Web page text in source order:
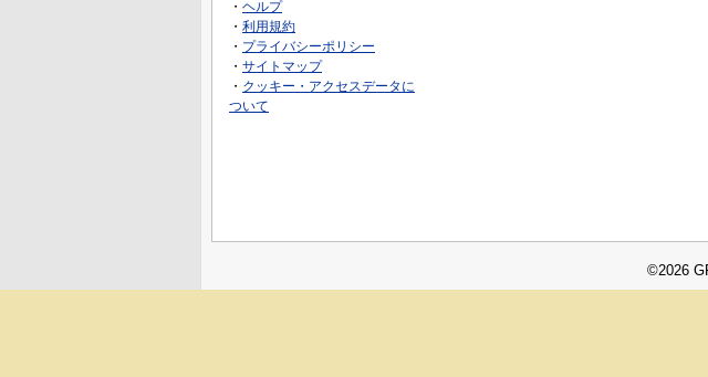
・ ヘルプ
・ 利用規約
・ プライバシーポリシー
・ サイトマップ
・ クッキー・アクセスデータに
ついて
©2026